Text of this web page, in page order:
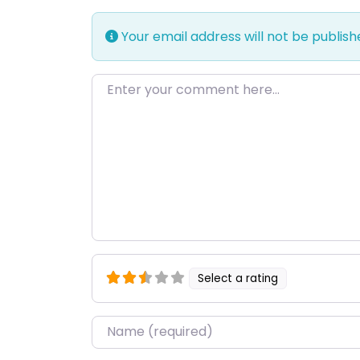
Your email address will not be
Enter your comment here…
Select a rating
Name*